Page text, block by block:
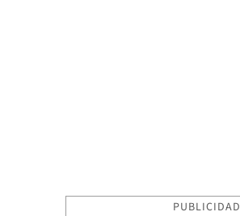
PUBLICIDAD